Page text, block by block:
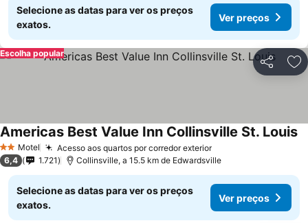
Selecione as datas para ver os preços
exatos.
Ver preços
Partilhar
Escolha popular
2 Estrelas
Motel Acesso aos quartos por corredor exteriorVer preços
Americas Best Value Inn Collinsville St. Louis
6,4 1.721 Collinsville, a 15.5 km de Edwardsville
Selecione as datas para ver os preços
exatos.
Ver preços